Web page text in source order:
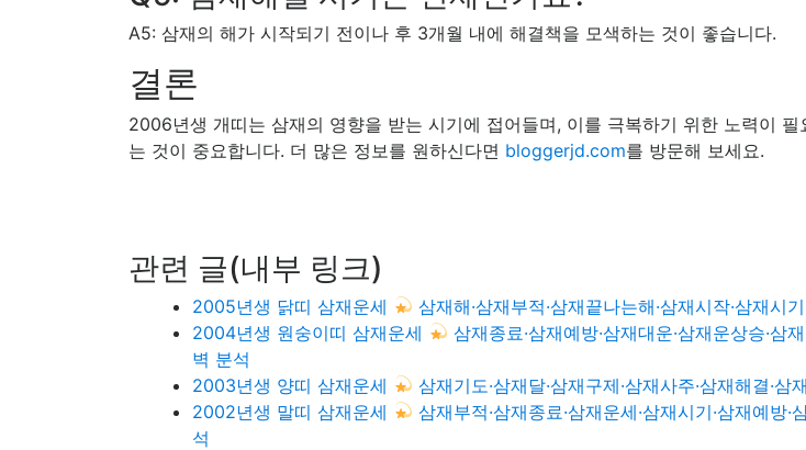
A5: 삼재의 해가 시작되기 전이나 후 3개월 내에 해결책을 모색하는 것이 좋습니다.
결론
2006년생 개띠는 삼재의 영향을 받는 시기에 접어들며, 이를 극복하기 위한 노력이
는 것이 중요합니다. 더 많은 정보를 원하신다면 bloggerjd.com를 방문해 보세요.
관련 글(내부 링크)
2005년생 닭띠 삼재운세
삼재해·삼재부적·삼재끝나는해·삼재시작·삼재
2004년생 원숭이띠 삼재운세
삼재종료·삼재예방·삼재대운·삼재운상승·
벽 분석
2003년생 양띠 삼재운세
삼재기도·삼재달·삼재구제·삼재사주·삼재해결·
2002년생 말띠 삼재운세
삼재부적·삼재종료·삼재운세·삼재시기·삼재예
석